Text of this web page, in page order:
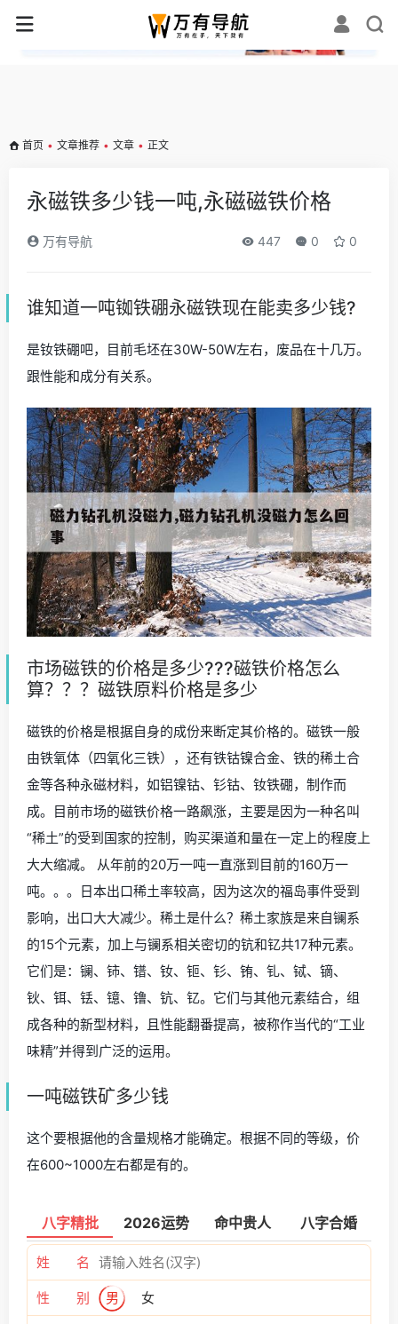
✕
首页 • 文章推荐 • 文章 • 正文
永磁铁多少钱一吨,永磁磁铁价格
万有导航 447 0 0
谁知道一吨铷铁硼永磁铁现在能卖多少钱?
是钕铁硼吧，目前毛坯在30W-50W左右，废品在十几万。
跟性能和成分有关系。
市场磁铁的价格是多少???磁铁价格怎么
算？？？磁铁原料价格是多少
磁铁的价格是根据自身的成份来断定其价格的。磁铁一般
由铁氧体（四氧化三铁），还有铁钴镍合金、铁的稀土合
金等各种永磁材料，如铝镍钴、钐钴、钕铁硼，制作而
成。目前市场的磁铁价格一路飙涨，主要是因为一种名叫
“稀土”的受到国家的控制，购买渠道和量在一定上的程度上
大大缩减。 从年前的20万一吨一直涨到目前的160万一
吨。。。日本出口稀土率较高，因为这次的福岛事件受到
影响，出口大大减少。稀土是什么？稀土家族是来自镧系
的15个元素，加上与镧系相关密切的钪和钇共17种元素。
它们是：镧、铈、镨、钕、钷、钐、铕、钆、铽、镝、
钬、铒、铥、镱、镥、钪、钇。它们与其他元素结合，组
成各种的新型材料，且性能翻番提高，被称作当代的“工业
味精”并得到广泛的运用。
一吨磁铁矿多少钱
这个要根据他的含量规格才能确定。根据不同的等级，价
在600~1000左右都是有的。
八字精批 2026运势 命中贵人 八字合婚
姓 名
性 别 男 女